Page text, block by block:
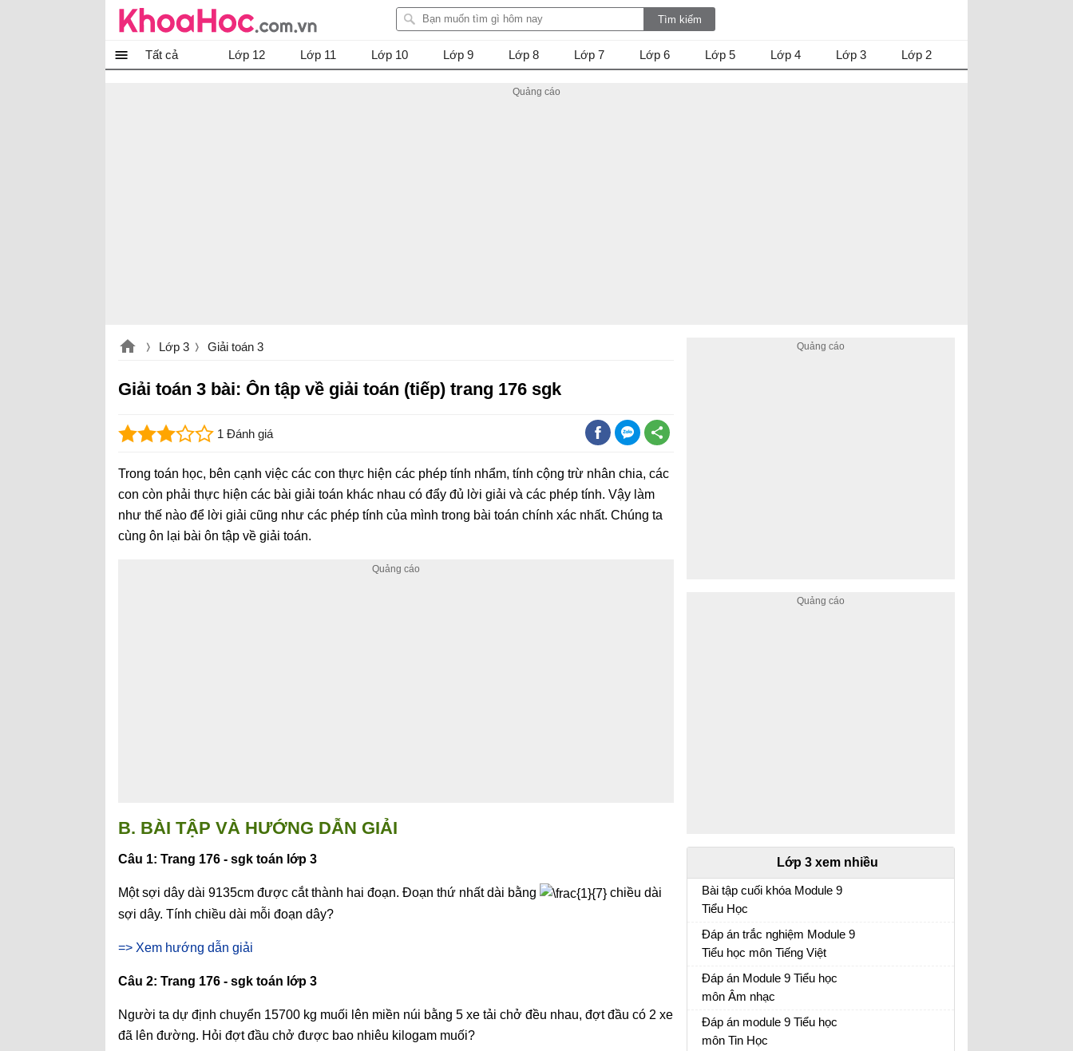
Tất cả Lớp 12 Lớp 11 Lớp 10 Lớp 9 Lớp 8 Lớp 7 Lớp 6 Lớp 5 Lớp 4 Lớp 3 Lớp 2
Lớp 3 Giải toán 3
Giải toán 3 bài: Ôn tập về giải toán (tiếp) trang 176 sgk
1 Đánh giá
Trong toán học, bên cạnh việc các con thực hiện các phép tính nhẩm, tính cộng trừ nhân chia, các
con còn phải thực hiện các bài giải toán khác nhau có đẩy đủ lời giải và các phép tính. Vậy làm
như thế nào để lời giải cũng như các phép tính của mình trong bài toán chính xác nhất. Chúng ta
cùng ôn lại bài ôn tập về giải toán.
B. BÀI TẬP VÀ HƯỚNG DẪN GIẢI
Câu 1: Trang 176 - sgk toán lớp 3
Một sợi dây dài 9135cm được cắt thành hai đoạn. Đoạn thứ nhất dài bằng
chiều dài
sợi dây. Tính chiều dài mỗi đoạn dây?
=> Xem hướng dẫn giải
Câu 2: Trang 176 - sgk toán lớp 3
Người ta dự định chuyển 15700 kg muối lên miền núi bằng 5 xe tải chở đều nhau, đợt đầu có 2 xe
đã lên đường. Hỏi đợt đầu chở được bao nhiêu kilogam muối?
Lớp 3 xem nhiều
Bài tập cuối khóa Module 9
Tiểu Học
Bài tập cuối khóa Module 9 Tiểu Học đầy đủ
Đáp án trắc nghiệm Module 9
Tiểu học môn Tiếng Việt
Đáp án trắc nghiệm Module 9 Tiểu học
Đáp án Module 9 Tiểu học
môn Âm nhạc
Đáp án trắc nghiệm Module 9 Tiểu học
Đáp án module 9 Tiểu học
môn Tin Học